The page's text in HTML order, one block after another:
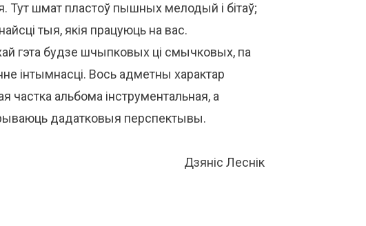
Тут шмат пластоў пышных мелодый і бітаў;
тыя, якія працуюць на вас.
гэта будзе шчыпковых ці смычковых, па
Вось адметны характар
частка альбома інструментальная, а
дадатковыя перспектывы.
Дзянic Леснiк